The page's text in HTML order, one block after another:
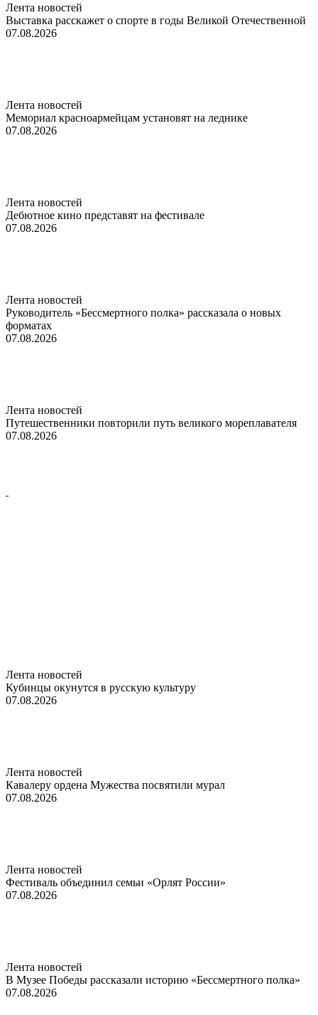
Лента новостей
Выставка расскажет о спорте в годы Великой Отечественной
07.08.2026
Лента новостей
Мемориал красноармейцам установят на леднике
07.08.2026
Лента новостей
Дебютное кино представят на фестивале
07.08.2026
Лента новостей
Руководитель «Бессмертного полка» рассказала о новых
форматах
07.08.2026
Лента новостей
Путешественники повторили путь великого мореплавателя
07.08.2026
Лента новостей
Кубинцы окунутся в русскую культуру
07.08.2026
Лента новостей
Кавалеру ордена Мужества посвятили мурал
07.08.2026
Лента новостей
Фестиваль объединил семьи «Орлят России»
07.08.2026
Лента новостей
В Музее Победы рассказали историю «Бессмертного полка»
07.08.2026